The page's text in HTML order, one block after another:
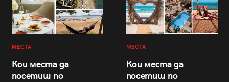
МЕСТА
Кои места да
посетиш по
МЕСТА
Кои места да
посетиш по